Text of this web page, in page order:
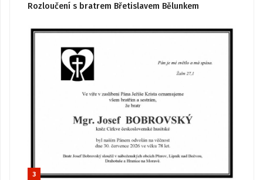
Rozloučení s bratrem Břetislavem Bělunkem
3